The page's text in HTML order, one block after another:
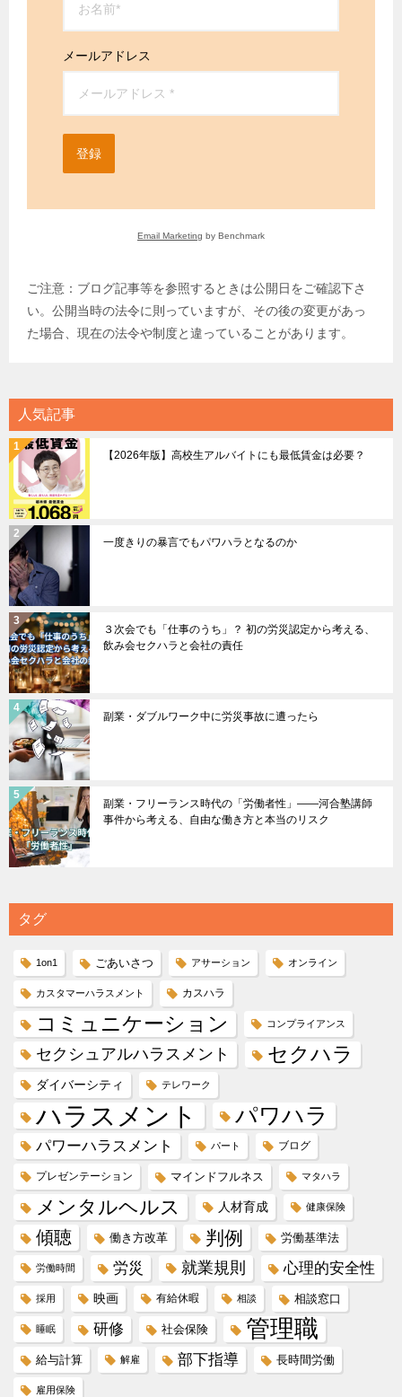
メールアドレス
登録
Email Marketing by Benchmark
ご注意：ブログ記事等を参照するときは公開日をご確認下さ
い。公開当時の法令に則っていますが、その後の変更があっ
た場合、現在の法令や制度と違っていることがあります。
人気記事
【2026年版】高校生アルバイトにも最低賃金は必要？
一度きりの暴言でもパワハラとなるのか
３次会でも「仕事のうち」？ 初の労災認定から考える、
飲み会セクハラと会社の責任
副業・ダブルワーク中に労災事故に遭ったら
副業・フリーランス時代の「労働者性」――河合塾講師
事件から考える、自由な働き方と本当のリスク
タグ
1on1 ごあいさつ アサーション オンライン
カスタマーハラスメント カスハラ
コミュニケーション コンプライアンス
セクシュアルハラスメント セクハラ
ダイバーシティ テレワーク
ハラスメント パワハラ
パワーハラスメント パート ブログ
プレゼンテーション マインドフルネス マタハラ
メンタルヘルス 人材育成 健康保険
傾聴 働き方改革 判例 労働基準法
労働時間 労災 就業規則 心理的安全性
採用 映画 有給休暇 相談 相談窓口
睡眠 研修 社会保険 管理職
給与計算 解雇 部下指導 長時間労働
雇用保険